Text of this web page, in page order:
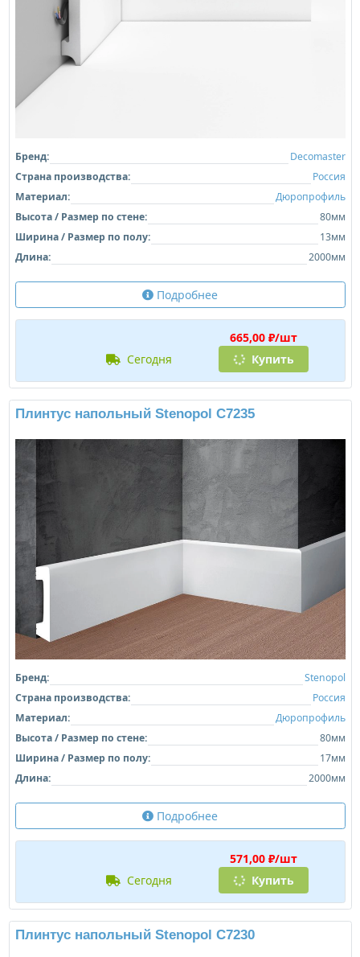
Бренд:
Decomaster
Страна производства:
Россия
Материал:
Дюропрофиль
Высота / Размер по стене:
80мм
Ширина / Размер по полу:
13мм
Длина:
2000мм
Подробнее
665,00 ₽/шт
сегодня
Купить
Плинтус напольный Stenopol C7235
Бренд:
Stenopol
Страна производства:
Россия
Материал:
Дюропрофиль
Высота / Размер по стене:
80мм
Ширина / Размер по полу:
17мм
Длина:
2000мм
Подробнее
571,00 ₽/шт
сегодня
Купить
Плинтус напольный Stenopol C7230